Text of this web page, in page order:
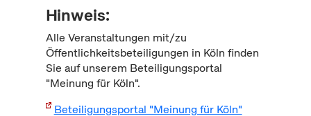
Hinweis:
Alle Veranstaltungen mit/zu
Öffentlichkeitsbeteiligungen in Köln finden
Sie auf unserem Beteiligungsportal
"Meinung für Köln".
Beteiligungsportal "Meinung für Köln"